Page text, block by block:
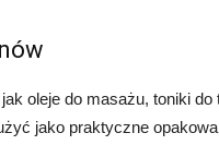
oleje do masażu, toniki
jako praktyczne